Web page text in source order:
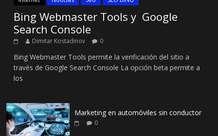
Bing Webmaster Tools y Google
Search Console
Dimitar Kostadinov 0
Bing Webmaster Tools permite la verificación del sitio a
través de Google Search Console La opción beta permite a
los
Marketing en automóviles sin conductor
0